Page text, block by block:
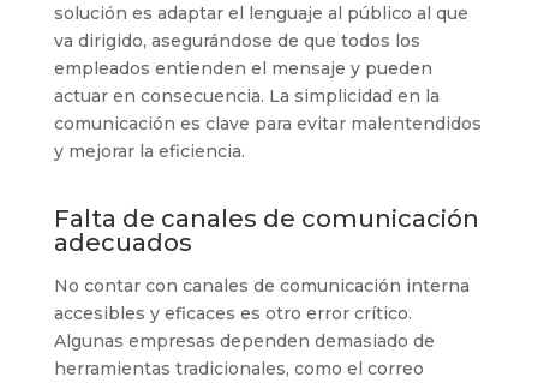
solución es adaptar el lenguaje al público al que
va dirigido, asegurándose de que todos los
empleados entienden el mensaje y pueden
actuar en consecuencia. La simplicidad en la
comunicación es clave para evitar malentendidos
y mejorar la eficiencia.
Falta de canales de comunicación
adecuados
No contar con canales de comunicación interna
accesibles y eficaces es otro error crítico.
Algunas empresas dependen demasiado de
herramientas tradicionales, como el correo